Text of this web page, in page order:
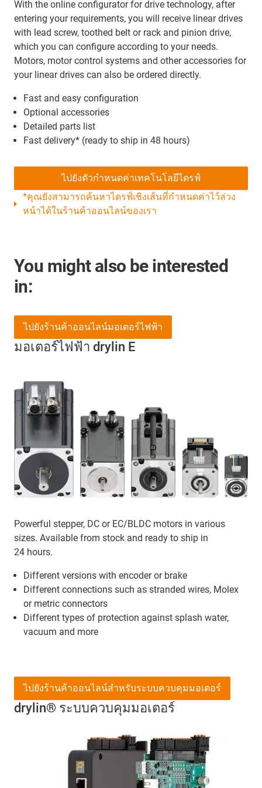
With the online configurator for drive technology, after
entering your requirements, you will receive linear drives
with lead screw, toothed belt or rack and pinion drive,
which you can configure according to your needs.
Motors, motor control systems and other accessories for
your linear drives can also be ordered directly.
Fast and easy configuration
Optional accessories
Detailed parts list
Fast delivery* (ready to ship in 48 hours)
ไปยังตัวกำหนดค่าเทคโนโลยีไดรฟ์
*คุณยังสามารถค้นหาไดรฟ์เชิงเส้นที่กำหนดค่าไว้ล่วง
หน้าได้ในร้านค้าออนไลน์ของเรา
You might also be interested
in:
มอเตอร์ไฟฟ้า drylin E
Powerful stepper, DC or EC/BLDC motors in various
sizes. Available from stock and ready to ship in
24 hours.
Different versions with encoder or brake
Different connections such as stranded wires, Molex
or metric connectors
Different types of protection against splash water,
vacuum and more
ไปยังร้านค้าออนไลน์มอเตอร์ไฟฟ้า
drylin® ระบบควบคุมมอเตอร์
ไปยังร้านค้าออนไลน์สำหรับระบบควบคุมมอเตอร์